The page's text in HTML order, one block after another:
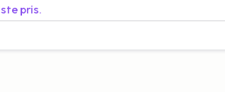
pris.